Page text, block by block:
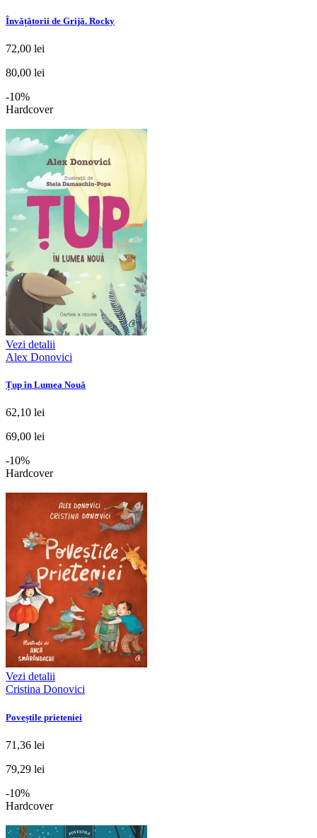
Învățătorii de Grijă. Rocky
72,00 lei
80,00 lei
-10%
Hardcover
Vezi detalii
Alex Donovici
Țup în Lumea Nouă
62,10 lei
69,00 lei
-10%
Hardcover
Vezi detalii
Cristina Donovici
Poveștile prieteniei
71,36 lei
79,29 lei
-10%
Hardcover